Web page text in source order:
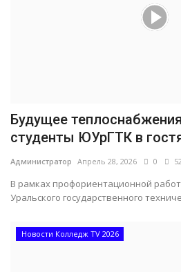
Будущее
студенты ЮУрГТК в
Администратор Апрель 28, 2026 0 52
В рамках профориентационной
Уральского государственного
Новости Колледж TV 2026